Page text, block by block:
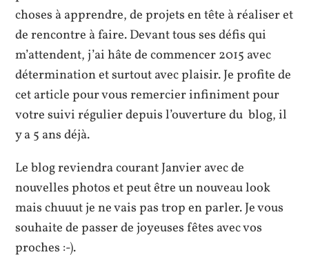
choses à apprendre, de projets en tête à réaliser et
de rencontre à faire. Devant tous ses défis qui
m’attendent, j’ai hâte de commencer 2015 avec
détermination et surtout avec plaisir. Je profite de
cet article pour vous remercier infiniment pour
votre suivi régulier depuis l’ouverture du blog, il
y a 5 ans déjà.
Le blog reviendra courant Janvier avec de
nouvelles photos et peut être un nouveau look
mais chuuut je ne vais pas trop en parler. Je vous
souhaite de passer de joyeuses fêtes avec vos
proches :-).